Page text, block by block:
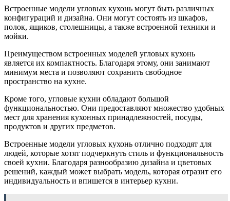
Встроенные модели угловых кухонь могут быть различных
конфигураций и дизайна. Они могут состоять из шкафов,
полок, ящиков, столешницы, а также встроенной техники и
мойки.
Преимуществом встроенных моделей угловых кухонь
является их компактность. Благодаря этому, они занимают
минимум места и позволяют сохранить свободное
пространство на кухне.
Кроме того, угловые кухни обладают большой
функциональностью. Они предоставляют множество удобных
мест для хранения кухонных принадлежностей, посуды,
продуктов и других предметов.
Встроенные модели угловых кухонь отлично подходят для
людей, которые хотят подчеркнуть стиль и функциональность
своей кухни. Благодаря разнообразию дизайна и цветовых
решений, каждый может выбрать модель, которая отразит его
индивидуальность и впишется в интерьер кухни.